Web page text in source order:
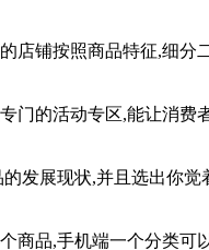
铺按照商品特征,细
的活动专区,能让消
发展现状,并且选出你
商品,手机端一个分类可